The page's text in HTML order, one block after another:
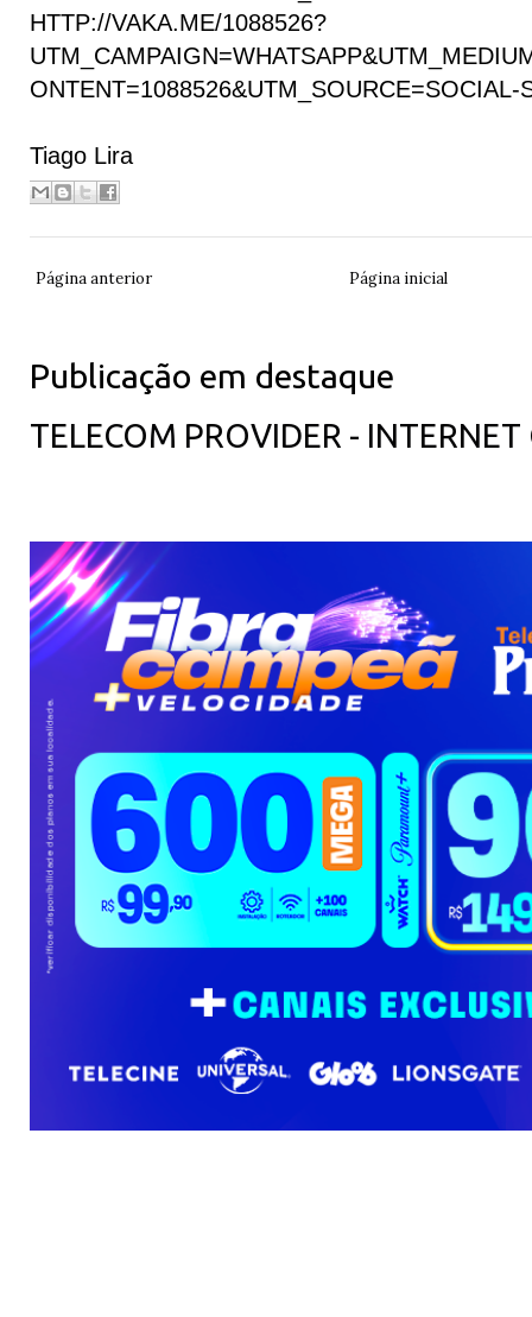
HTTP://VAKA.ME/1088526?
ONTENT=1088526&UTM_SOURCE=SOCIAL-
Tiago Lira
Página anterior Página inicial
Publicação em destaque
TELECOM PROVIDER -